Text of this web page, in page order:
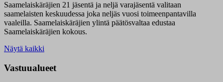
Saamelaiskäräjien 21 jäsentä ja neljä varajäsentä valitaan
saamelaisten keskuudessa joka neljäs vuosi toimeenpantavilla
vaaleilla. Saamelaiskäräjien ylintä päätösvaltaa edustaa
Saamelaiskäräjien kokous.
Näytä kaikki
Vastuualueet